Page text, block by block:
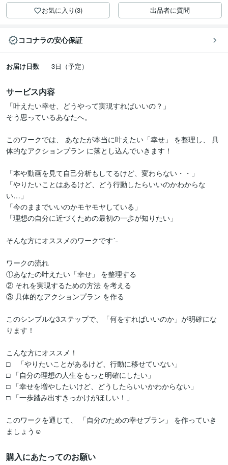
お気に入り(3) 出品者に質問
ココナラの安心保証
お届け日数 3日（予定）
サービス内容
「叶えたい幸せ、どうやって実現すればいいの？」
そう思っているあなたへ。
このワークでは、 あなたが本当に叶えたい「幸せ」 を整理し、 具
体的なアクションプラン に落とし込んでいきます！
「本や動画を見て自己分析もしてるけど、変わらない・・」
「やりたいことはあるけど、どう行動したらいいのかわからな
い…」
「今のままでいいのかモヤモヤしている」
「理想の自分に近づくための最初の一歩が知りたい」
そんな方にオススメのワークですˊ˗
ワークの流れ
①あなたの叶えたい「幸せ」 を整理する
② それを実現するための方法 を考える
③ 具体的なアクションプラン を作る
このシンプルな3ステップで、「何をすればいいのか」が明確にな
ります！
こんな方にオススメ！
□　「やりたいことがあるけど、行動に移せていない」
□ 「自分の理想の人生をもっと明確にしたい」
□ 「幸せを増やしたいけど、どうしたらいいかわからない」
□ 「一歩踏み出すきっかけがほしい！」
このワークを通じて、 「自分のための幸せプラン」 を作っていき
ましょう☺︎
購入にあたってのお願い